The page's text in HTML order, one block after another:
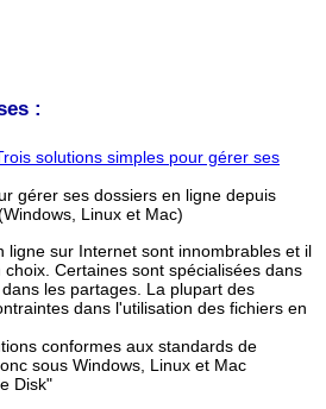
:
solutions simples pour gérer ses
gérer ses dossiers en ligne depuis
Linux et Mac)
ligne sur Internet sont innombrables et il
Certaines sont spécialisées dans
les partages. La plupart des
dans l'utilisation des fichiers en
conformes aux standards de
sous Windows, Linux et Mac
Disk"